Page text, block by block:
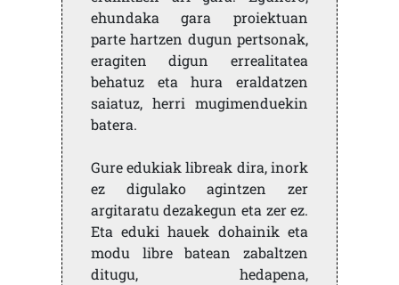
ehundaka gara proiektuan
parte hartzen dugun pertsonak,
eragiten digun errealitatea
behatuz eta hura eraldatzen
saiatuz, herri mugimenduekin
batera.
Gure edukiak libreak dira, inork
ez digulako agintzen zer
argitaratu dezakegun eta zer ez.
Eta eduki hauek dohainik eta
modu libre batean zabaltzen
ditugu, hedapena,